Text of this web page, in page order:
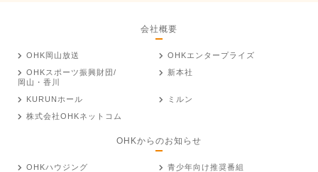
会社概要
OHK岡山放送
OHKエンタープライズ
OHKスポーツ振興財団/
岡山・香川
新本社
KURUNホール
ミルン
株式会社OHKネットコム
OHKからのお知らせ
OHKハウジング 青少年向け推奨番組